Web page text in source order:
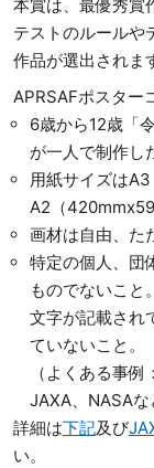
本賞は、最優秀賞
テストのルールや
作品が選出されま
APRSAFポスター
6歳から12歳「
が一人で制作し
用紙サイズは
A2（
画材は自由、た
特定の個人、団
ものでないこと。
文字が記載され
ていないこと。
（よくある事
JAXA、NASAな
詳細は下記及び
い。